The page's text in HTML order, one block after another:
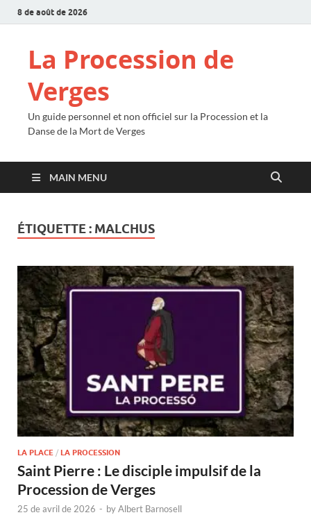
8 de août de 2026
La Procession de
Verges
Un guide personnel et non officiel sur la Procession et la
Danse de la Mort de Verges
MAIN MENU
ÉTIQUETTE : MALCHUS
LA PLACE / LA PROCESSION
Saint Pierre : Le disciple impulsif de la
Procession de Verges
25 de avril de 2026 - byAlbert Barnosell